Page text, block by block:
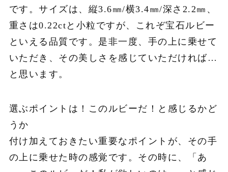
です。サイズは、縦3.6㎜/横3.4㎜/深さ2.2㎜、
重さは0.22ctと小粒ですが、これぞ宝石ルビー
といえる品質です。是非一度、手の上に乗せて
いただき、その美しさを感じていただければ…
と思います。
選ぶポイントは！このルビーだ！と感じるかど
うか
付け加えておきたい重要なポイントが、その手
の上に乗せた時の感覚です。その時に、「あ